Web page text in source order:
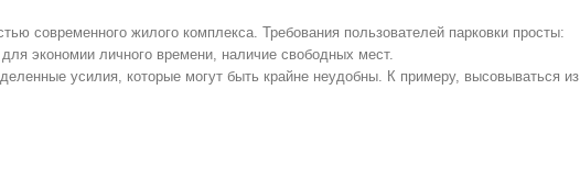
современного жилого комплекса. Требования пользователей парковки просты:
экономии личного времени, наличие свободных мест.
усилия, которые могут быть крайне неудобны. К примеру, высовываться из